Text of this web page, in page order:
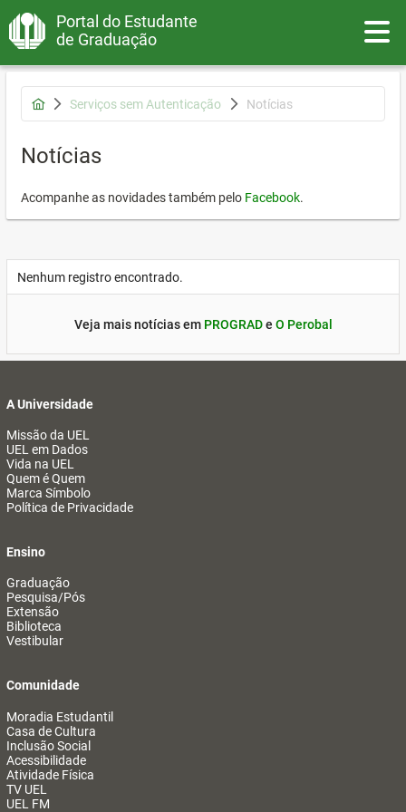
Portal do Estudante
de Graduação
Serviços sem Autenticação Notícias
Notícias
Acompanhe as novidades também pelo Facebook.
Nenhum registro encontrado.
Veja mais notícias em PROGRADe O Perobal
A Universidade
Missão da UEL
UEL em Dados
Vida na UEL
Quem é Quem
Marca Símbolo
Política de Privacidade
Ensino
Graduação
Pesquisa/Pós
Extensão
Biblioteca
Vestibular
Comunidade
Moradia Estudantil
Casa de Cultura
Inclusão Social
Acessibilidade
Atividade Física
TV UEL
UEL FM